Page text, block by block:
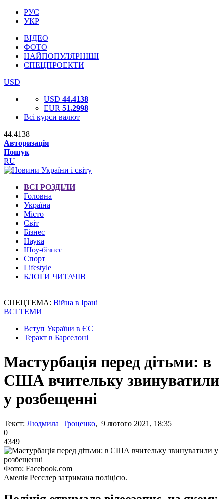
РУС
УКР
ВІДЕО
ФОТО
НАЙПОПУЛЯРНІШІ
СПЕЦПРОЕКТИ
USD
USD 44.4138
EUR 51.2998
Всі курси валют
44.4138
Авторизація
Пошук
RU
ВСІ РОЗДІЛИ
Головна
Україна
Місто
Світ
Бізнес
Наука
Шоу-бізнес
Спорт
Lifestyle
БЛОГИ ЧИТАЧІВ
СПЕЦТЕМА: Війна в Ірані
ВСІ ТЕМИ
Вступ України в ЄС
Теракт в Барселоні
Мастурбація перед дітьми: в
США вчительку звинуватили
у розбещенні
Текст: Людмила Троценко, 9 лютого 2021, 18:35
0
4349
Фото: Facebook.com
Амелія Ресслер затримана поліцією.